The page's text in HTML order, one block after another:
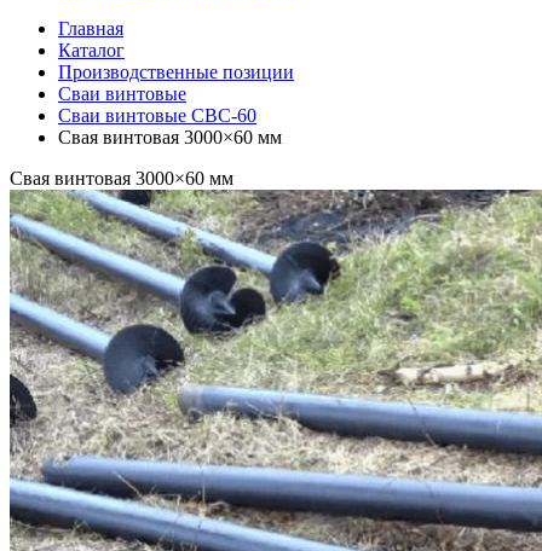
Главная
Каталог
Производственные позиции
Сваи винтовые
Сваи винтовые СВС-60
Свая винтовая 3000×60 мм
Свая винтовая 3000×60 мм